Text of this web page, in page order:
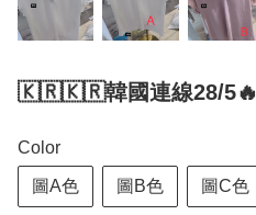
🇰🇷🇰🇷韓國連線28/
Color
圖A色 圖B色 圖C色